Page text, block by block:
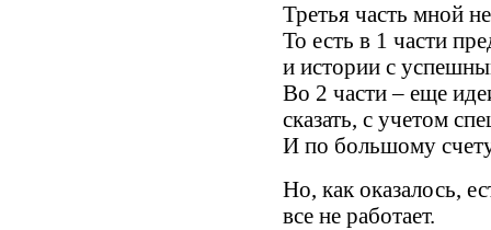
Третья часть мной
То есть в 1 части
и истории с
Во 2 части – еще
сказать, с учетом
И по большому
Но, как оказалось,
все не работает.